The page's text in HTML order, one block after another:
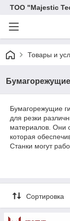
ТОО "Majestic
Товары и
Бумагорежущие
Бумагорежущие
для резки
материалов. Они
которая
Станки могут
настройки для
Компания RIGO
в Будапеште. Она
производство.
Сортировка